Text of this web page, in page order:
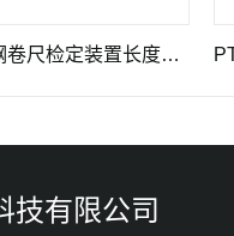
PTTC-II型钢卷尺检定装置长度计量仪器 PTTC标
技有限公司